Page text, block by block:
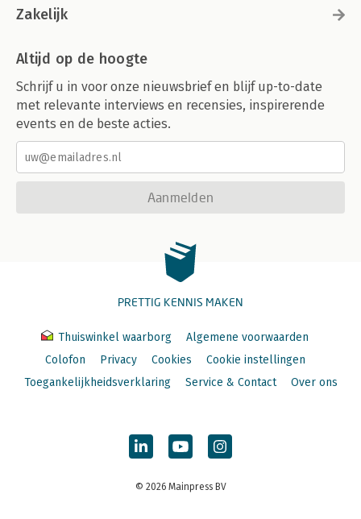
Zakelijk
Altijd op de hoogte
Schrijf u in voor onze nieuwsbrief en blijf up-to-date
met relevante interviews en recensies, inspirerende
events en de beste acties.
Aanmelden
PRETTIG KENNIS MAKEN
Thuiswinkel waarborg
Algemene voorwaarden
Colofon
Privacy Cookies
Cookie instellingen
Toegankelijkheidsverklaring
Service & Contact Over ons
© 2026 Mainpress BV